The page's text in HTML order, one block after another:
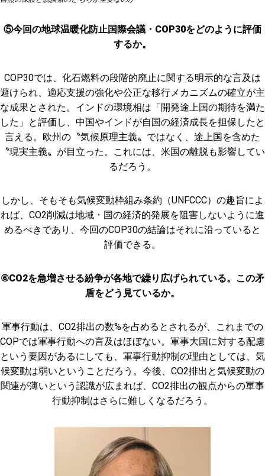
⑤今回の地球温暖化防止国際会議・COP30をどのように評価
するか。
COP30では、化石燃料の段階的廃止に関する明示的な言及は
避けられ、適応支援の強化や公正な移行メカニズムの確立が主
な成果とされた。インドの環境相は「開発途上国の期待を満た
した」と評価し、中国やインドが自国の経済成長を担保したと
言える。欧州の〝気候原理主義〟ではなく、途上国を含めた
〝現実主義〟が目立った。これには、米国の離脱も影響してい
るだろう。
しかし、そもそも気候変動枠組み条約（UNFCCC）の趣旨によ
れば、CO2削減は地域・国の経済的発展を阻害しないように進
めるべきであり、今回のCOP30の結論はそれに沿っていると
評価できる。
⑥CO2を急増させる紛争が各地で繰り広げられている。この矛
盾をどう見ているか。
軍事行動は、CO2排出の数%を占めるとされるが、これまでの
COPでは軍事行動への言及はほぼない。軍事大国に対する配慮
という要因があるにしても、軍事行動抑制の理由としては、気
候変動は弱いということだろう。今後、CO2排出と気候変動の
関連が薄いという認識が広まれば、CO2排出の観点からの軍事
行動抑制はさらに難しくなるだろう。